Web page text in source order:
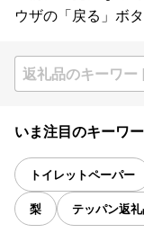
ウザの「戻る」ボ
いま注目のキーワ
トイレットペーパー
梨 テッパン返